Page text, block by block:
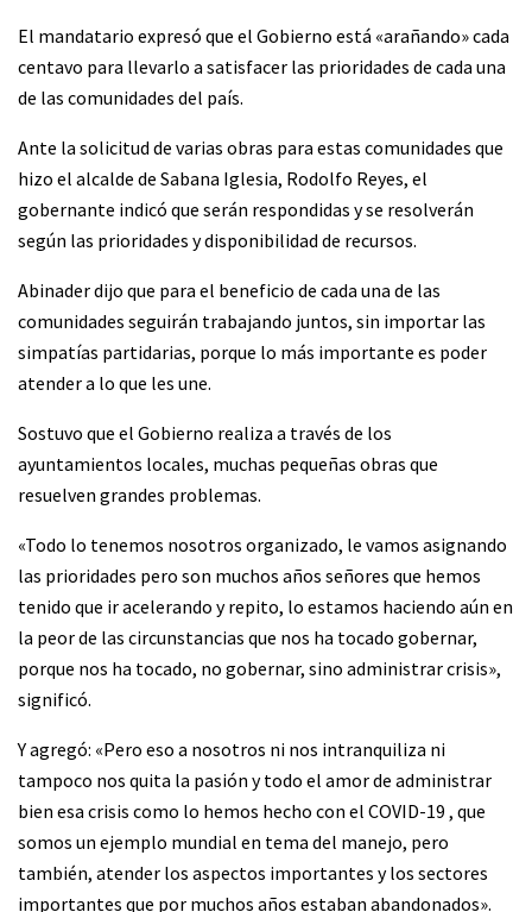
El mandatario expresó que el Gobierno está «arañando» cada
centavo para llevarlo a satisfacer las prioridades de cada una
de las comunidades del país.
Ante la solicitud de varias obras para estas comunidades que
hizo el alcalde de Sabana Iglesia, Rodolfo Reyes, el
gobernante indicó que serán respondidas y se resolverán
según las prioridades y disponibilidad de recursos.
Abinader dijo que para el beneficio de cada una de las
comunidades seguirán trabajando juntos, sin importar las
simpatías partidarias, porque lo más importante es poder
atender a lo que les une.
Sostuvo que el Gobierno realiza a través de los
ayuntamientos locales, muchas pequeñas obras que
resuelven grandes problemas.
«Todo lo tenemos nosotros organizado, le vamos asignando
las prioridades pero son muchos años señores que hemos
tenido que ir acelerando y repito, lo estamos haciendo aún en
la peor de las circunstancias que nos ha tocado gobernar,
porque nos ha tocado, no gobernar, sino administrar crisis»,
significó.
Y agregó: «Pero eso a nosotros ni nos intranquiliza ni
tampoco nos quita la pasión y todo el amor de administrar
bien esa crisis como lo hemos hecho con el COVID-19 , que
somos un ejemplo mundial en tema del manejo, pero
también, atender los aspectos importantes y los sectores
importantes que por muchos años estaban abandonados».